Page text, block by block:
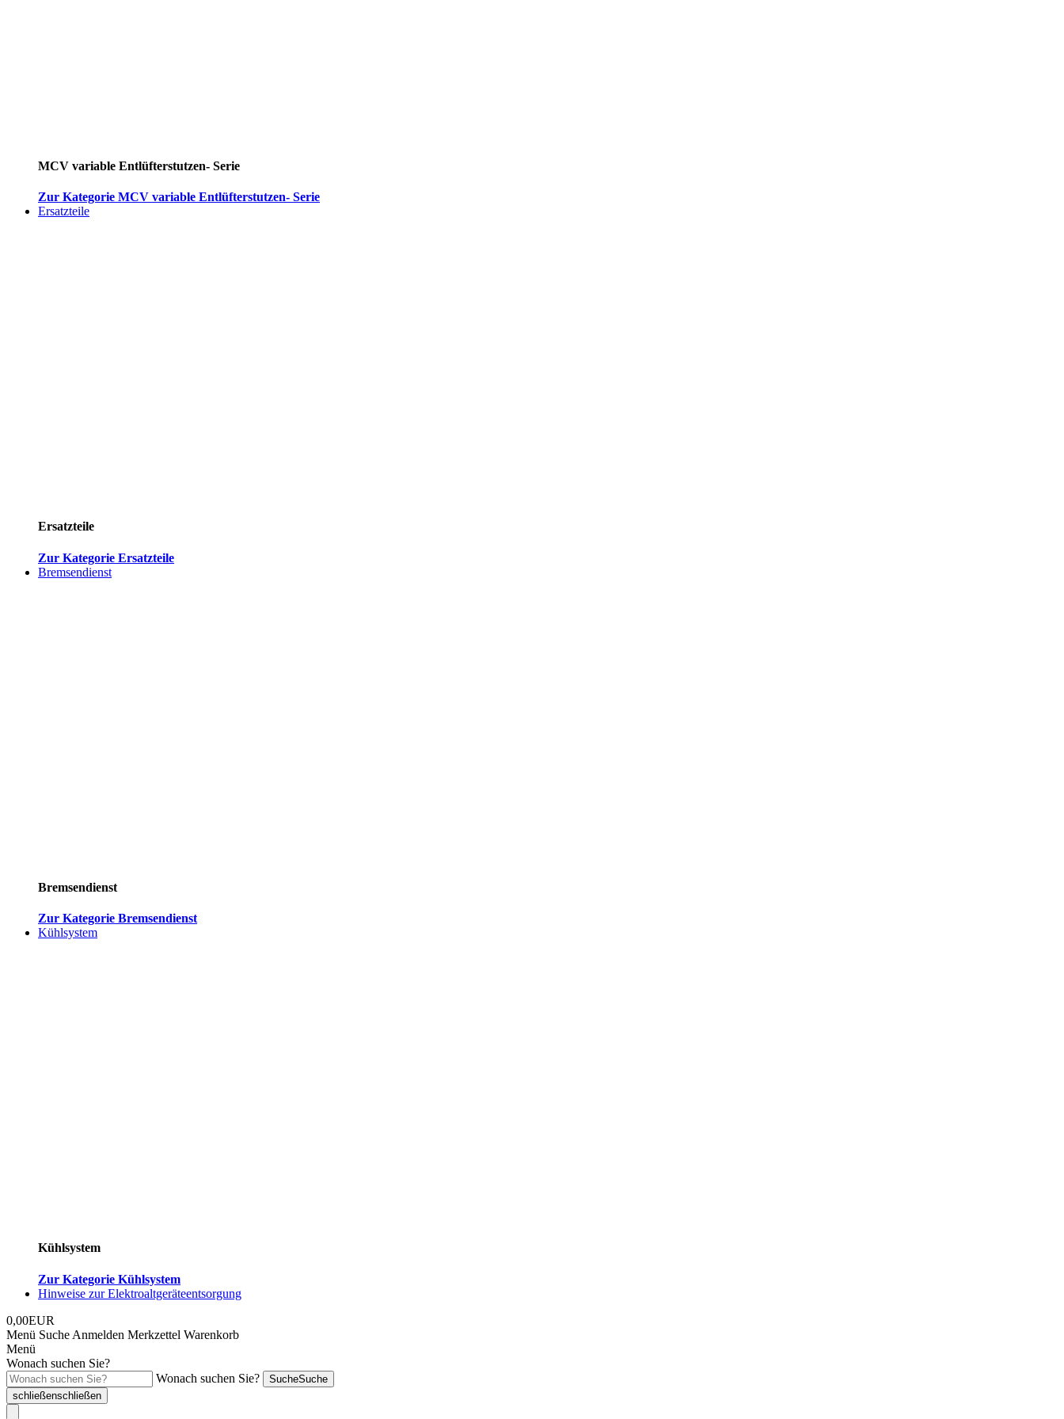
MCV variable Entlüfterstutzen- Serie
Zur Kategorie MCV variable Entlüfterstutzen- Serie
Ersatzteile
Ersatzteile
Zur Kategorie Ersatzteile
Bremsendienst
Bremsendienst
Zur Kategorie Bremsendienst
Kühlsystem
Kühlsystem
Zur Kategorie Kühlsystem
Hinweise zur Elektroaltgeräteentsorgung
0,00EUR
Menü Suche Anmelden Merkzettel Warenkorb
Menü
Wonach suchen Sie?
Wonach suchen Sie?
SucheSuche
schließenschließen